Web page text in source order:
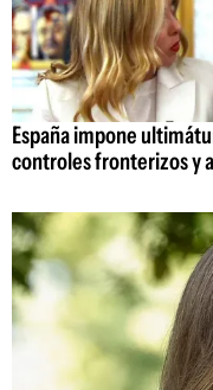
España impone
controles fronterizos y